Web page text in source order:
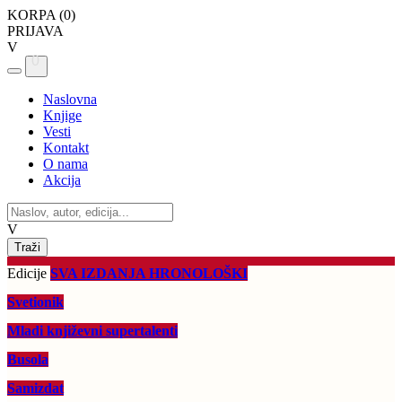
KORPA (0)
PRIJAVA
V
0
Naslovna
Knjige
Vesti
Kontakt
O nama
Akcija
V
Edicije SVA IZDANJA HRONOLOŠKI
Svetionik
Mladi književni supertalenti
Busola
Samizdat